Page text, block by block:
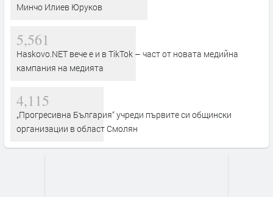
Минчо Илиев Юруков
5,561
Haskovo.NET вече е и в TikTok – част от новата медийна
кампания на медията
4,115
„Прогресивна България“ учреди първите си общински
организации в област Смолян